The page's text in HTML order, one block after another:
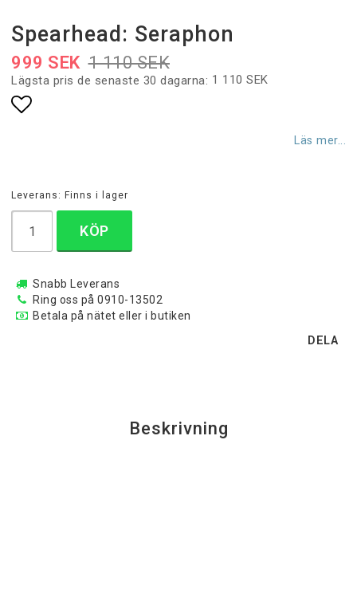
Spearhead: Seraphon
1 110 SEK
999 SEK
Lägsta pris de senaste 30 dagarna 1 110 SEK
Läs mer...
Leverans: Finns i lager
KÖP
Snabb Leverans
Ring oss på 0910-13502
Betala på nätet eller i butiken
DELA
Beskrivning